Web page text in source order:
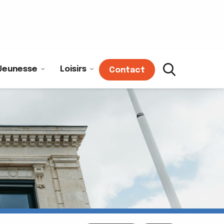
Loisirs Contact